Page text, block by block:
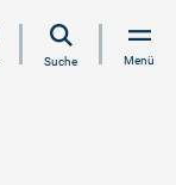
Suche Menü